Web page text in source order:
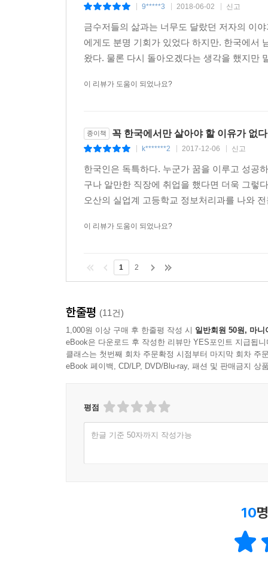
9*****3 2018-06-02 신고
금수저들의 삶과는 너무도 달랐던 저자의 이
에게도 분명 기회가 있었다 하지만. 한국에서
왔다. 물론 다시 돌아오겠다는 생각을 했지만
이 리뷰가 도움이 되었나요?
종이책 꼭 한국에서만 살아야 할 이유가 없
k*******2 2017-12-06 신고
한국인은 독특하다. 누군가 꿈을 이루고 성공
구나 알만한 직장에 취업을 했다면 더욱 그렇
오산의 실업계 고등학교 정보처리과를 나와
이 리뷰가 도움이 되었나요?
1 2
한줄평 (11건)
1,000원 이상 구매 후 한줄평 작성 시 일반회원 50원, 마니
eBook은 다운로드 후 작성한 리뷰만 YES포인트 지급됩니
클래스는 첫번째 회차 주문확정 시점부터 마지막 회차 주
eBook 페이백, CD/LP, DVD/Blu-ray, 패션 및 판매금지 상
평점
한글 기준 50자까지 작성가능
10